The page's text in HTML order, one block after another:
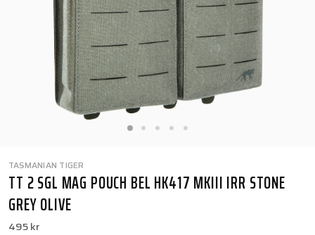
TASMANIAN TIGER
TT 2 SGL MAG POUCH BEL HK417 MKIII IRR STONE
GREY OLIVE
495 kr